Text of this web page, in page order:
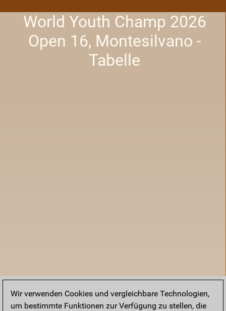
World Youth Champ 2026
Open 16, Montesilvano -
Tabelle
Wir verwenden Cookies und vergleichbare Technologien,
um bestimmte Funktionen zur Verfügung zu stellen, die